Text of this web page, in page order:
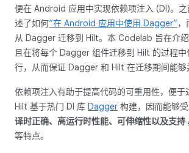
便在 Android 应用中实现依赖项注入 (DI)。
述了如何“在 Android 应用中使用 Dagger”，
从 Dagger 迁移到 Hilt。本 Codelab 旨在介
且在将每个 Dagger 组件迁移到 Hilt 的过程
行，从而保证 Dagger 和 Hilt 在迁移期间能够
依赖项注入有助于提高代码的可重用性，便于
Hilt 基于热门 DI 库 Dagger 构建，因而能够
译时正确、高运行时性能、可伸缩性以及支持
等特点。